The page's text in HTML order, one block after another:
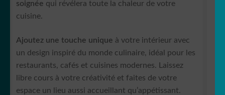
soignée qui révélera toute la chaleur de votre
cuisine.
Ajoutez une touche unique à votre intérieur avec
un design inspiré du monde culinaire, idéal pour les
restaurants, cafés et cuisines modernes. Laissez
libre cours à votre créativité et faites de votre
espace un lieu aussi accueillant qu’appétissant.